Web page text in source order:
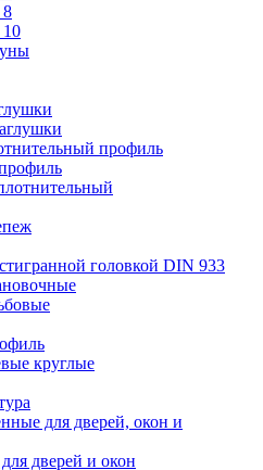
8
10
профиль
головкой DIN 933
круглые
для дверей, окон и
дверей и окон